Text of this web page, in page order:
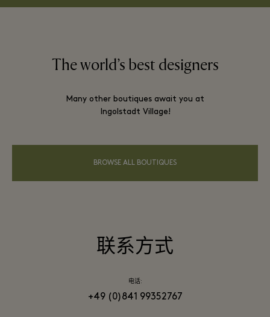
The world’s best designers
Many other boutiques await you at
Ingolstadt Village!
BROWSE ALL BOUTIQUES
联系方式
电话:
+49 (0)841 99352767